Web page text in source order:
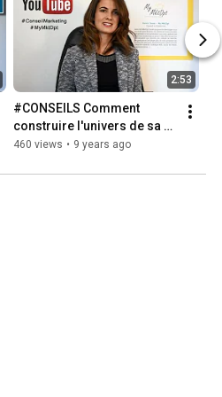
2:53
#CONSEILS Comment
construire l'univers de sa
marque ?
460 views • 9 years ago